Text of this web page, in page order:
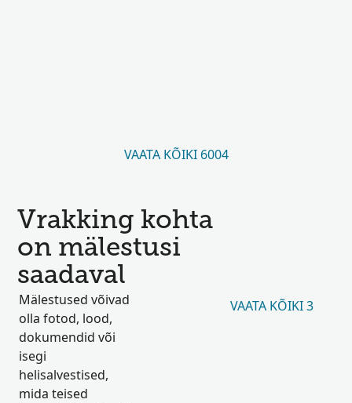
VAATA KÕIKI 6004
Vrakking kohta
on mälestusi
saadaval
Mälestused võivad
olla fotod, lood,
dokumendid või
isegi
helisalvestised,
mida teised
VAATA KÕIKI 3